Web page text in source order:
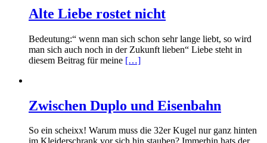
Alte Liebe rostet nicht
Bedeutung:“ wenn man sich schon sehr lange liebt, so wird
man sich auch noch in der Zukunft lieben“ Liebe steht in
diesem Beitrag für meine […]
Zwischen Duplo und Eisenbahn
So ein scheixx! Warum muss die 32er Kugel nur ganz hinten